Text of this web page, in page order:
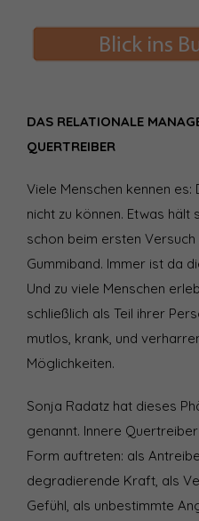
DAS RELATIONALE
QUERTREIBER
Viele Menschen kennen es:
nicht zu können. Etwas
schon beim ersten Versuch
Gummiband. Immer ist da
Und zu viele Menschen
schließlich als Teil ihrer
mutlos, krank, und
Möglichkeiten.
Sonja Radatz hat dieses
genannt. Innere
Form auftreten: als
degradierende Kraft, als
Gefühl, als unbestimmte